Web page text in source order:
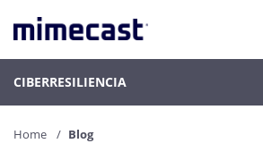
CIBERRESILIENCIA
Home Blog